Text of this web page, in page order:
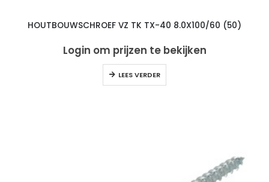
HOUTBOUWSCHROEF VZ TK TX-40 8.0X100/60 (50)
Login om prijzen te bekijken
LEES VERDER